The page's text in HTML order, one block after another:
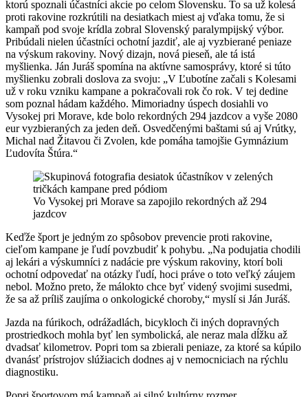
ktorú spoznali účastníci akcie po celom Slovensku. To sa už kolesá
proti rakovine rozkrútili na desiatkach miest aj vďaka tomu, že si
kampaň pod svoje krídla zobral Slovenský paralympijský výbor.
Pribúdali nielen účastníci ochotní jazdiť, ale aj vyzbierané peniaze
na výskum rakoviny. Nový dizajn, nová pieseň, ale tá istá
myšlienka. Ján Juráš spomína na aktívne samosprávy, ktoré si túto
myšlienku zobrali doslova za svoju: „V Ľubotíne začali s Kolesami
už v roku vzniku kampane a pokračovali rok čo rok. V tej dedine
som poznal hádam každého. Mimoriadny úspech dosiahli vo
Vysokej pri Morave, kde bolo rekordných 294 jazdcov a vyše 2080
eur vyzbieraných za jeden deň. Osvedčenými baštami sú aj Vrútky,
Michal nad Žitavou či Zvolen, kde pomáha tamojšie Gymnázium
Ľudovíta Štúra.“
Vo Vysokej pri Morave sa zapojilo rekordných až 294
jazdcov
Keďže šport je jedným zo spôsobov prevencie proti rakovine,
cieľom kampane je ľudí povzbudiť k pohybu. „Na podujatia chodili
aj lekári a výskumníci z nadácie pre výskum rakoviny, ktorí boli
ochotní odpovedať na otázky ľudí, hoci práve o toto veľký záujem
nebol. Možno preto, že málokto chce byť videný svojimi susedmi,
že sa až príliš zaujíma o onkologické choroby,“ myslí si Ján Juráš.
Jazda na fúrikoch, odrážadlách, bicykloch či iných dopravných
prostriedkoch mohla byť len symbolická, ale neraz mala dĺžku až
dvadsať kilometrov. Popri tom sa zbierali peniaze, za ktoré sa kúpilo
dvanásť prístrojov slúžiacich dodnes aj v nemocniciach na rýchlu
diagnostiku.